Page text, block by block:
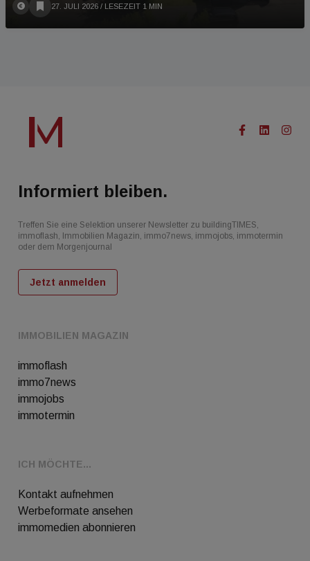
27. JULI 2026 / LESEZEIT 1 MIN
IMMOBILIEN MAGAZIN
immoflash
immo7news
immojobs
immotermin
ICH MÖCHTE...
Kontakt aufnehmen
Werbeformate ansehen
immomedien abonnieren
Informiert bleiben.
Treffen Sie eine Selektion unserer Newsletter zu buildingTIMES,
immoflash, Immobilien Magazin, immo7news, immojobs, immotermin
oder dem Morgenjournal
Jetzt anmelden